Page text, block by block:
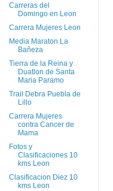
Carreras del
Domingo en Leon
Carrera Mujeres Leon
Media Maraton La
Bañeza
Tierra de la Reina y
Duatlon de Santa
Maria Paramo
Trail Debra Puebla de
Lillo
Carrera Mujeres
contra Cancer de
Mama
Fotos y
Clasificaciones 10
kms Leon
Clasificacion Diez 10
kms Leon